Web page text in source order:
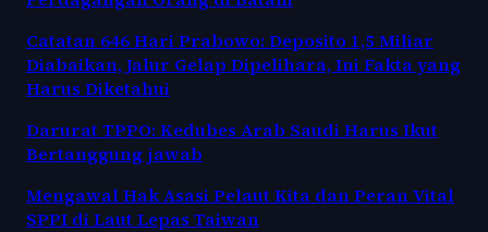
Catatan 646 Hari Prabowo: Deposito 1,5 Miliar
Diabaikan, Jalur Gelap Dipelihara, Ini Fakta yang
Harus Diketahui
Darurat TPPO: Kedubes Arab Saudi Harus Ikut
Bertanggung jawab
Mengawal Hak Asasi Pelaut Kita dan Peran Vital
SPPI di Laut Lepas Taiwan